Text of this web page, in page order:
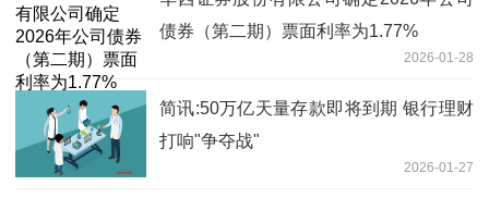
债券（第二期）票面利率为1.77%
2026-01-28
简讯:50万亿天量存款即将到期 银行理财
打响"争夺战"
2026-01-27